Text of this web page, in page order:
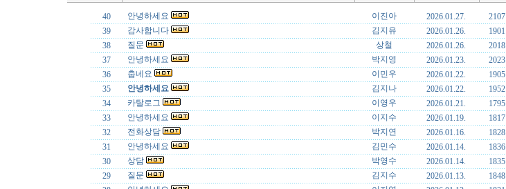
40 안녕하세요 이진아 2026.01.27.
2107
39
감사합니다 김지유 2026.01.26.
1901
38
질문 상철 2026.01.26.
2018
37
안녕하세요 박지영 2026.01.23.
2023
36
춥네요 이민우 2026.01.22.
1905
35
안녕하세요 김지나 2026.01.22.
1952
34
카탈로그 이영우 2026.01.21.
1795
33
안녕하세요 이지수 2026.01.19.
1817
32
전화상담 박지연 2026.01.16.
1828
31
안녕하세요 김민수 2026.01.14.
1836
30
상담 박영수 2026.01.14.
1835
29
질문 김지수 2026.01.13.
1848